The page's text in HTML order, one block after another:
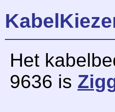
Het
9636 is